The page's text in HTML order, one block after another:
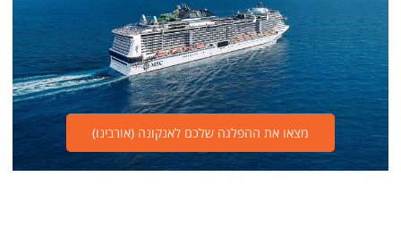
מצאו את ההפלגה שלכם לאנקונה (אורבינו)